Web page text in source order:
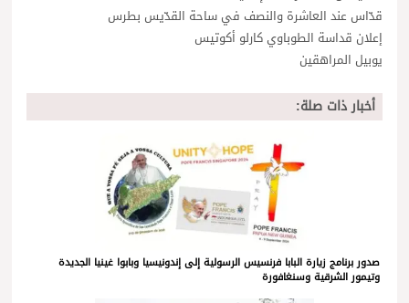
قدّاس عند العاشرة والنصف في ساحة القدّيس بطرس
إعلان قداسة الطوباوي كارلو أكوتيس
يوبيل المراهقين
أخبار ذات صلة:
صدور برنامج زيارة البابا فرنسيس الرسولية إلى إندونيسيا وبابوا غينيا الجديدة
وتيمور الشرقية وسنغافورة